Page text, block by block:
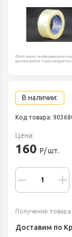
Фото носят
допускаются
В наличии:
Код товара:
Цена:
160 Р/ шт.
Получение товара
Доставим по